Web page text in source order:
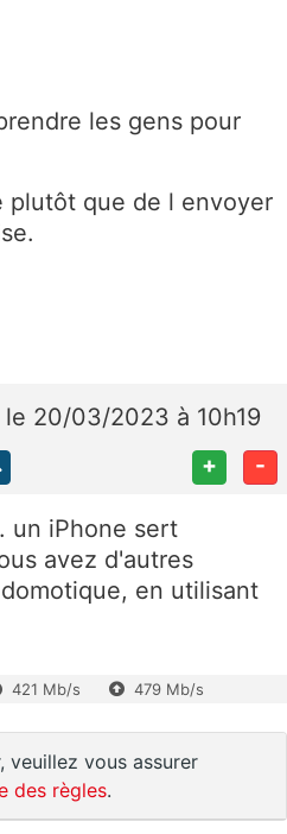
les gens pour
plutôt que de l envoyer
le 20/03/2023 à 10h19
+ -
un iPhone sert
avez d'autres
en utilisant
421 Mb/s 479 Mb/s
veuillez vous assurer
des règles.